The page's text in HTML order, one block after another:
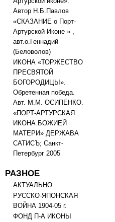
Автор Н.Б.Павлов
«СКАЗАНИЕ о Порт-
Артурской Иконе » ,
авт.о.Геннадий
(Беловолов)
ИКОНА «ТОРЖЕСТВО
ПРЕСВЯТОЙ
БОГОРОДИЦЫ».
Обретенная победа.
Авт. М.М. ОСИПЕНКО.
«ПОРТ-АРТУРСКАЯ
ИКОНА БОЖИЕЙ
МАТЕРИ» ДЕРЖАВА
САТИСЪ; Санкт-
Петербург 2005
РАЗНОЕ
АКТУАЛЬНО
РУССКО-ЯПОНСКАЯ
ВОЙНА 1904-05 г.
ФОНД П-А ИКОНЫ